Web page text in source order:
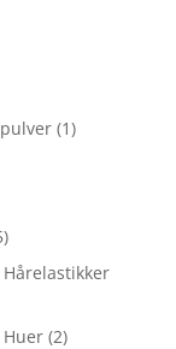
(1)
(2)